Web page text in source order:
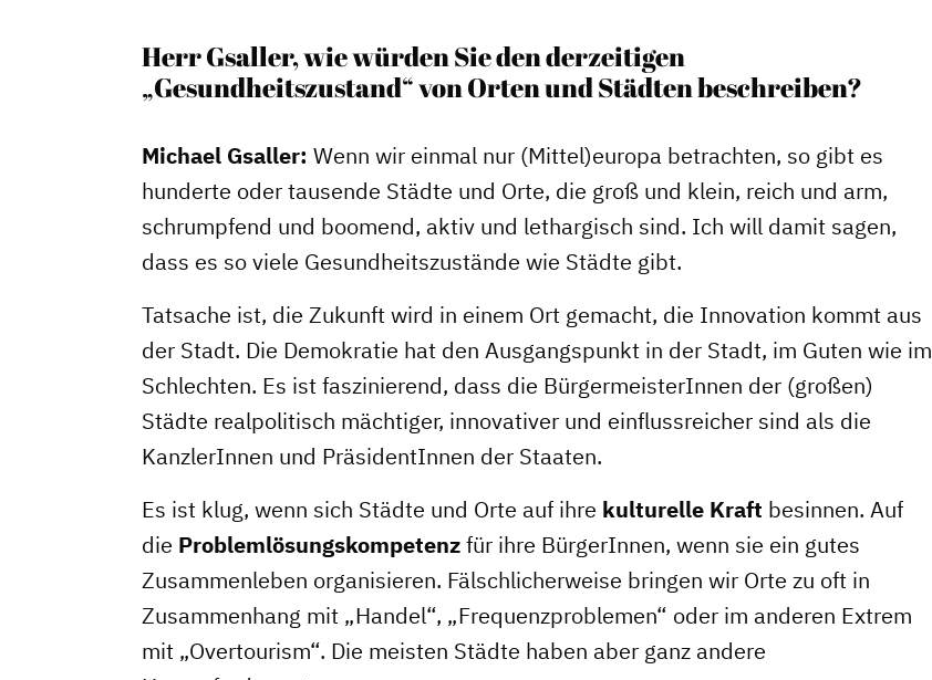
Herr Gsaller, wie würden Sie den derzeitigen
„Gesundheitszustand“ von Orten und Städten beschreiben?
Michael Gsaller: Wenn wir einmal nur (Mittel)europa betrachten, so gibt es
hunderte oder tausende Städte und Orte, die groß und klein, reich und arm,
schrumpfend und boomend, aktiv und lethargisch sind. Ich will damit sagen,
dass es so viele Gesundheitszustände wie Städte gibt.
Tatsache ist, die Zukunft wird in einem Ort gemacht, die Innovation kommt aus
der Stadt. Die Demokratie hat den Ausgangspunkt in der Stadt, im Guten wie im
Schlechten. Es ist faszinierend, dass die BürgermeisterInnen der (großen)
Städte realpolitisch mächtiger, innovativer und einflussreicher sind als die
KanzlerInnen und PräsidentInnen der Staaten.
Es ist klug, wenn sich Städte und Orte auf ihre kulturelle Kraft besinnen. Auf
die Problemlösungskompetenzfür ihre BürgerInnen, wenn sie ein gutes
Zusammenleben organisieren. Fälschlicherweise bringen wir Orte zu oft in
Zusammenhang mit „Handel“, „Frequenzproblemen“ oder im anderen Extrem
mit „Overtourism“. Die meisten Städte haben aber ganz andere